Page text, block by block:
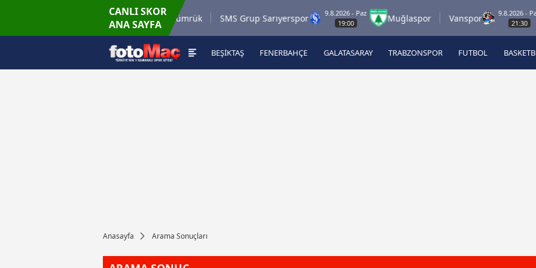
CANLI SKOR
ANA SAYFA
Misirli.com.tr Karagümrük SMS Grup Sarıyerspor
9.8.2026 - Paz
19:00
Muğlaspor Vanspor
9.8.2026 - Paz
21:30
Beşiktaş
A
BEŞİKTAŞ FENERBAHÇE GALATASARAY TRABZONSPOR FUTBOL
Anasayfa Arama Sonuçları